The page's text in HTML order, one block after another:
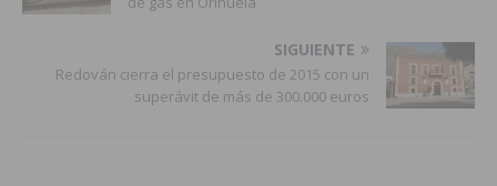
SIGUIENTE
Redován cierra el presupuesto de 2015 con un
superávit de más de 300.000 euros